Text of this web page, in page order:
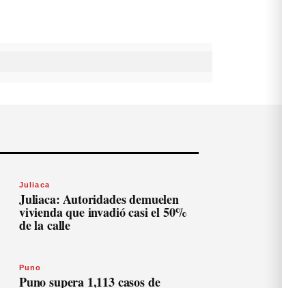
Juliaca
Juliaca: Autoridades demuelen
vivienda que invadió casi el 50%
de la calle
Puno
Puno supera 1,113 casos de